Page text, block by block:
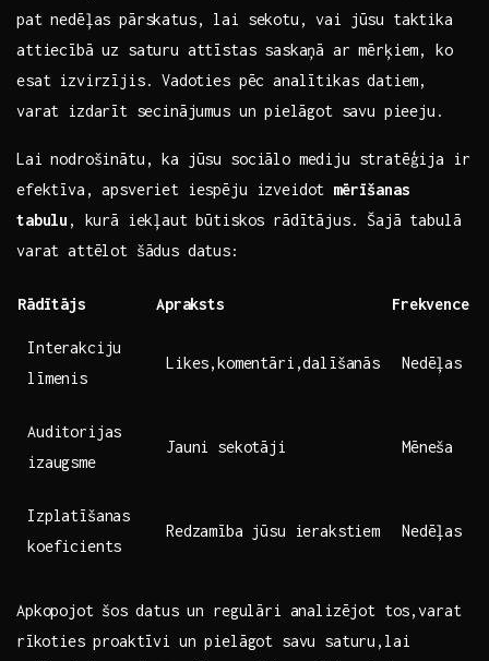
pat nedēļas pārskatus, lai sekotu, vai jūsu taktika​
attiecībā uz saturu attīstas ⁢saskaņā ar mērķiem, ko⁤
esat izvirzījis. ⁢Vadoties pēc analītikas datiem,
varat izdarīt ⁣secinājumus un⁤ pielāgot savu pieeju.
Lai nodrošinātu, ka jūsu sociālo mediju stratēģija ir
efektīva, apsveriet iespēju izveidot mērīšanas
tabulu ,⁣ kurā iekļaut būtiskos rādītājus. Šajā tabulā
varat attēlot ‍šādus datus:
Rādītājs Apraksts Frekvence
Interakciju
līmenis
Likes,komentāri,dalīšanās Nedēļas
Auditorijas
izaugsme
Jauni sekotāji Mēneša
Izplatīšanas
koeficients
Redzamība jūsu ierakstiem Nedēļas
Apkopojot ⁤šos⁤ datus un regulāri analizējot tos,varat
⁣rīkoties proaktīvi un pielāgot savu saturu,lai ​